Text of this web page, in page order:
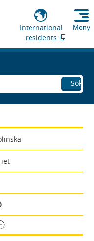
International
residents
Meny
Sök